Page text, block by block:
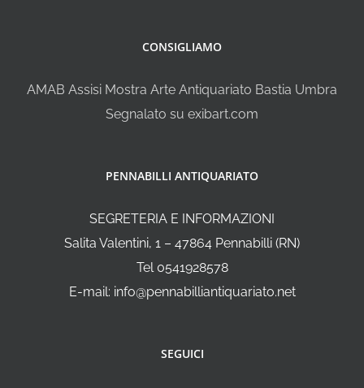
CONSIGLIAMO
AMAB Assisi Mostra Arte Antiquariato Bastia Umbra
Segnalato su exibart.com
PENNABILLI ANTIQUARIATO
SEGRETERIA E INFORMAZIONI
Salita Valentini, 1 – 47864 Pennabilli (RN)
Tel 0541928578
E-mail: info@pennabilliantiquariato.net
SEGUICI